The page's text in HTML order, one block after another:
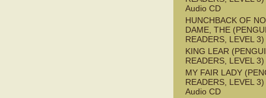
Audio CD
HUNCHBACK OF
DAME, THE
READERS, LEVEL
KING LEAR
READERS, LEVEL
MY FAIR LADY
READERS, LEVEL
Audio CD